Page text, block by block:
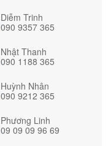
Diễm Trinh
090 9357 365
Nhật Thanh
090 1188 365
Huỳnh Nhân
090 9212 365
Phương Linh
09 09 09 96 69